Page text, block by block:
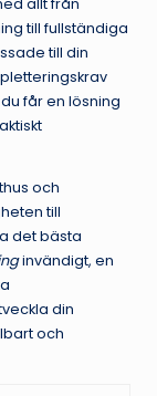
allt från
till fullständiga
till din
får en lösning
och
till
det bästa
invändigt, en
din
och